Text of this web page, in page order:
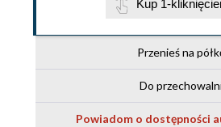
Kup 1-
Przenieś na
Do
Powiadom o dostępności